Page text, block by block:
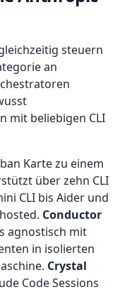
steuern
an
mit beliebigen CLI
Karte zu einem
über zehn CLI
CLI bis Aider und
Conductor
agnostisch mit
in isolierten
Crystal
Code Sessions